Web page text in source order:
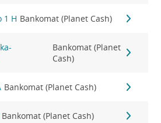
1 H Bankomat (Planet Cash)
Bankomat (Planet
Cash)
Bankomat (Planet Cash)
Bankomat (Planet Cash)